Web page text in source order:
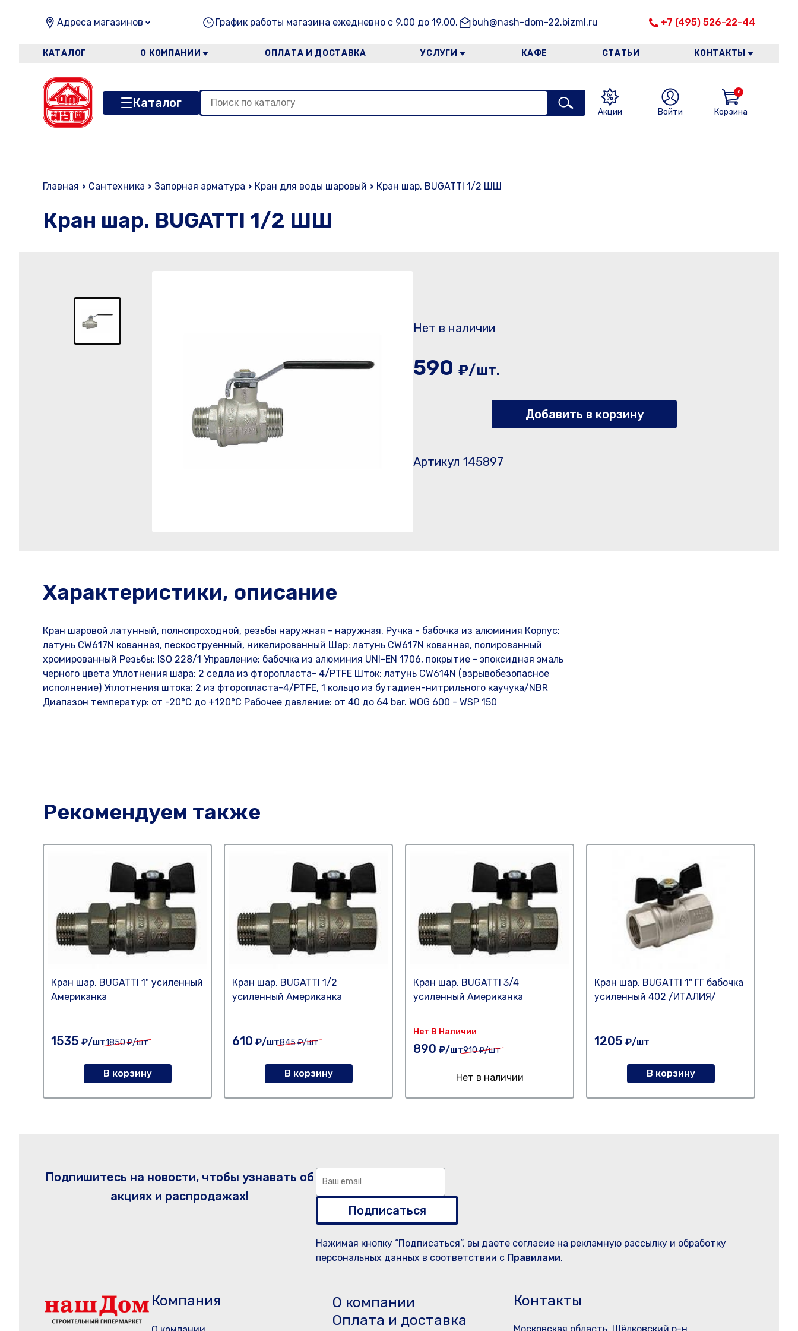
Адреса магазинов График работы магазина ежедневно с 9.00 до 19.00. buh@nash-dom-22.bizml.ru +7 (495) 526-22-44
КАТАЛОГ О КОМПАНИИ ОПЛАТА И ДОСТАВКА УСЛУГИ КАФЕ СТАТЬИ КОНТАКТЫ
Каталог
Акции Войти Корзина
0
Главная Сантехника Запорная арматура Кран для воды шаровый Кран шар. BUGATTI 1/2 ШШ
Кран шар. BUGATTI 1/2 ШШ
Нет в наличии
590 ₽/шт.
Добавить в корзину
Артикул 145897
Характеристики, описание
Кран шаровой латунный, полнопроходной, резьбы наружная - наружная. Ручка - бабочка из алюминия Корпус:
латунь CW617N кованная, пескоструенный, никелированный Шар: латунь CW617N кованная, полированный
хромированный Резьбы: ISO 228/1 Управление: бабочка из алюминия UNI-EN 1706, покрытие - эпоксидная эмаль
черного цвета Уплотнения шара: 2 седла из фторопласта- 4/PTFE Шток: латунь CW614N (взрывобезопасное
исполнение) Уплотнения штока: 2 из фторопласта-4/PTFE, 1 кольцо из бутадиен-нитрильного каучука/NBR
Диапазон температур: от -20°C до +120°C Рабочее давление: от 40 до 64 bar. WOG 600 - WSP 150
Рекомендуем также
Кран шар. BUGATTI 1" усиленный
Американка
1535 ₽/шт1850₽/шт
В корзину
Кран шар. BUGATTI 1/2
усиленный Американка
610 ₽/шт845₽/шт
В корзину
Кран шар. BUGATTI 3/4
усиленный Американка
Нет В Наличии
890 ₽/шт910₽/шт
Нет в наличии
Кран шар. BUGATTI 1" ГГ бабочка
усиленный 402 /ИТАЛИЯ/
1205 ₽/шт
В корзину
Подпишитесь на новости, чтобы узнавать об
акциях и распродажах!
Подписаться
Нажимая кнопку “Подписаться”, вы даете согласие на рекламную рассылку и обработку
персональных данных в соответствии с Правилами.
Компания
О компании
Оплата и доставка
Контакты